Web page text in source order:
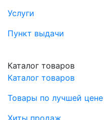
Услуги
Пункт выдачи
Каталог товаров
Каталог товаров
Товары по лучшей цене
Хиты продаж